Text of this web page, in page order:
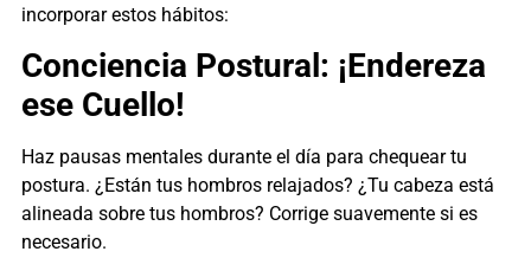
incorporar estos hábitos:
Conciencia Postural: ¡Endereza
ese Cuello!
Haz pausas mentales durante el día para chequear tu
postura. ¿Están tus hombros relajados? ¿Tu cabeza está
alineada sobre tus hombros? Corrige suavemente si es
necesario.